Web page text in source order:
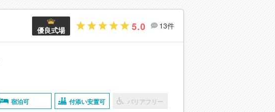
優良式場 5.0 13件
宿泊可 付添い安置可 バリアフリー